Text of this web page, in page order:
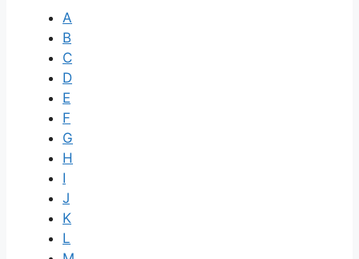
A
B
C
D
E
F
G
H
I
J
K
L